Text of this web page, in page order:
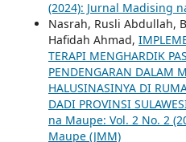
(2024): Jurnal Madising
Nasrah, Rusli Abdullah,
Hafidah Ahmad,
TERAPI MENGHARDIK
PENDENGARAN DALAM
HALUSINASINYA DI
DADI PROVINSI
na Maupe: Vol. 2 No. 2
Maupe (JMM)